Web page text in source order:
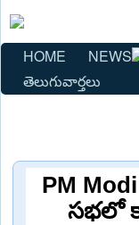
HOME NEWS
తెలుగువార్తలు
PM
సభలో